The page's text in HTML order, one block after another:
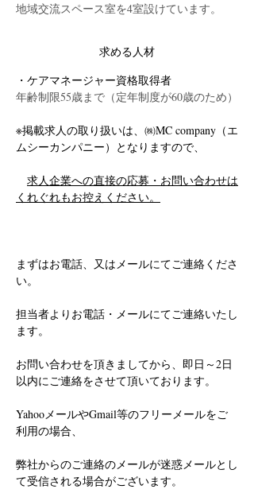
地域交流スペース室を4室設けています。
求める人材
・ケアマネージャー資格取得者
年齢制限55歳まで（定年制度が60歳のため）
※掲載求人の取り扱いは、㈱MC company（エ
ムシーカンパニー）となりますので、
求人企業への直接の応募・お問い合わせは
くれぐれもお控えください。
まずはお電話、又はメールにてご連絡くださ
い。
担当者よりお電話・メールにてご連絡いたし
ます。
お問い合わせを頂きましてから、即日～2日
以内にご連絡をさせて頂いております。
YahooメールやGmail等のフリーメールをご
利用の場合、
弊社からのご連絡のメールが迷惑メールとし
て受信される場合がございます。